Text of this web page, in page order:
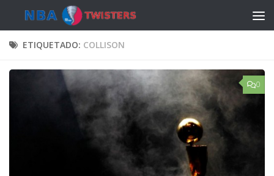
Saltar al contenido
ETIQUETADO: COLLISON
0